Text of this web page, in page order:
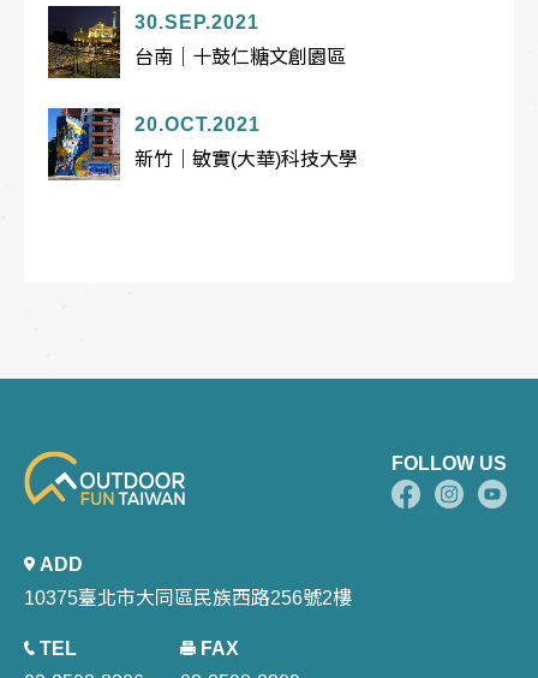
30.SEP.2021
台南｜十鼓仁糖文創園區
20.OCT.2021
新竹｜敏實(大華)科技大學
ADD
10375臺北市大同區民族西路256號2樓
TEL
FAX
FOLLOW US